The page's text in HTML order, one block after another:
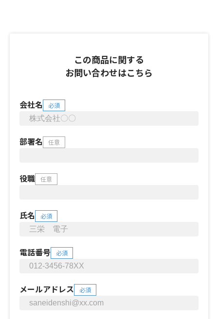
この商品に関する
お問い合わせはこちら
会社名 必須
部署名 任意
役職 任意
氏名 必須
電話番号 必須
メールアドレス 必須